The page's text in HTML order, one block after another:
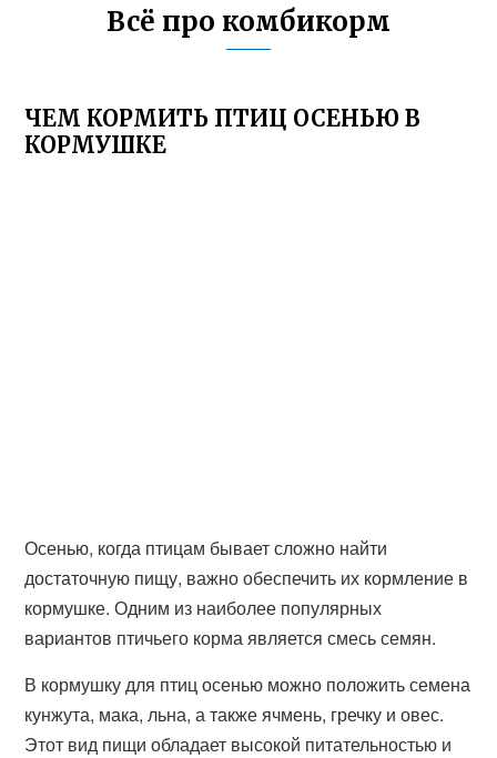
Всё про комбикорм
ЧЕМ КОРМИТЬ ПТИЦ ОСЕНЬЮ В
КОРМУШКЕ
Осенью, когда птицам бывает сложно найти
достаточную пищу, важно обеспечить их кормление в
кормушке. Одним из наиболее популярных
вариантов птичьего корма является смесь семян.
В кормушку для птиц осенью можно положить семена
кунжута, мака, льна, а также ячмень, гречку и овес.
Этот вид пищи обладает высокой питательностью и